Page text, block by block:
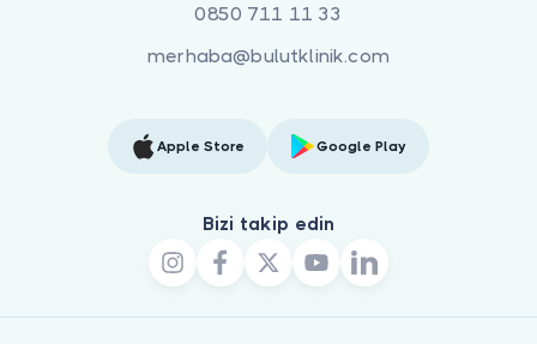
0850 711 11 33
merhaba@bulutklinik.com
Apple Store Google Play
Bizi takip edin